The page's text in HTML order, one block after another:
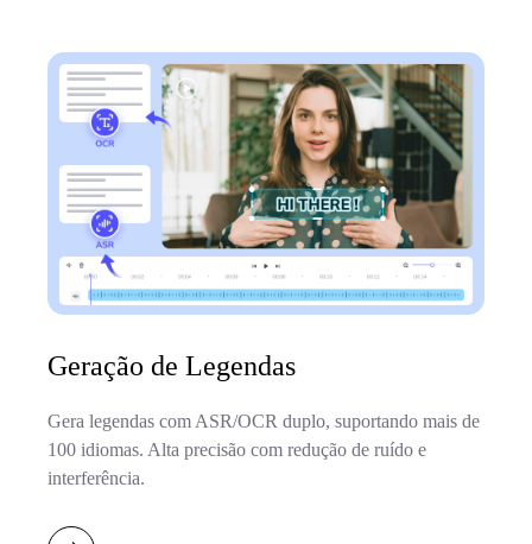
Geração de Legendas
Gera legendas com ASR/OCR duplo, suportando mais de
100 idiomas. Alta precisão com redução de ruído e
interferência.